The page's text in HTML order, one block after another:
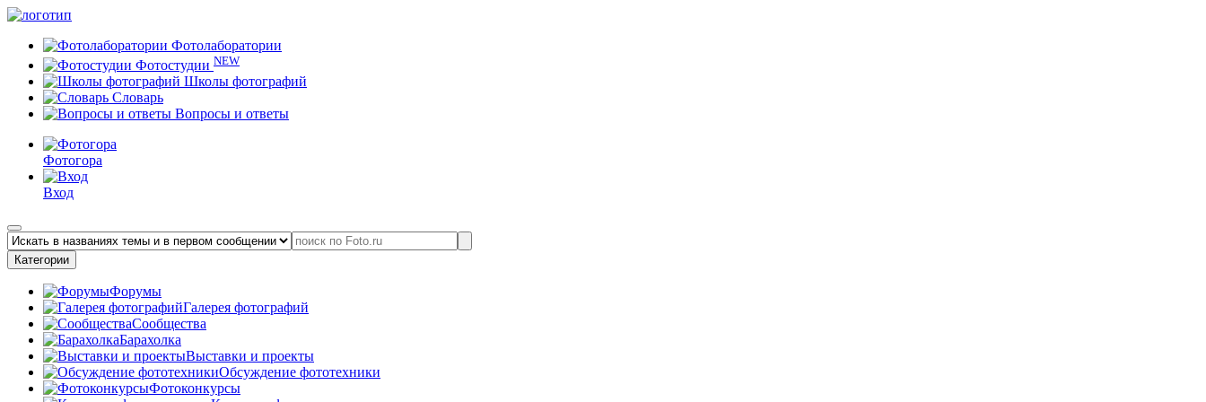
Фотолаборатории
Фотостудии NEW
Школы фотографий
Словарь
Вопросы и ответы
Фотогора
Вход
Категории
Форумы
Галерея фотографий
Сообщества
Барахолка
Выставки и проекты
Обсуждение фототехники
Фотоконкурсы